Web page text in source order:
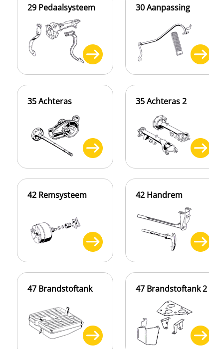
29 Pedaalsysteem 30 Aanpassing
35 Achteras 35 Achteras 2
42 Remsysteem 42 Handrem
47 Brandstoftank 47 Brandstoftank 2